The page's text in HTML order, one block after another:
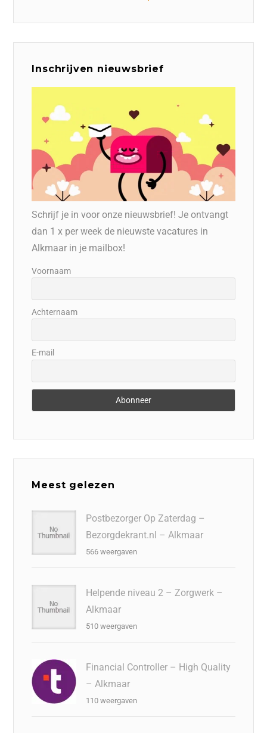
Inschrijven nieuwsbrief
Schrijf je in voor onze nieuwsbrief! Je ontvangt
dan 1 x per week de nieuwste vacatures in
Alkmaar in je mailbox!
Voornaam
Achternaam
E-mail
Meest gelezen
Postbezorger Op Zaterdag –
Bezorgdekrant.nl – Alkmaar
566 weergaven
Helpende niveau 2 – Zorgwerk –
Alkmaar
510 weergaven
Financial Controller – High Quality
– Alkmaar
110 weergaven